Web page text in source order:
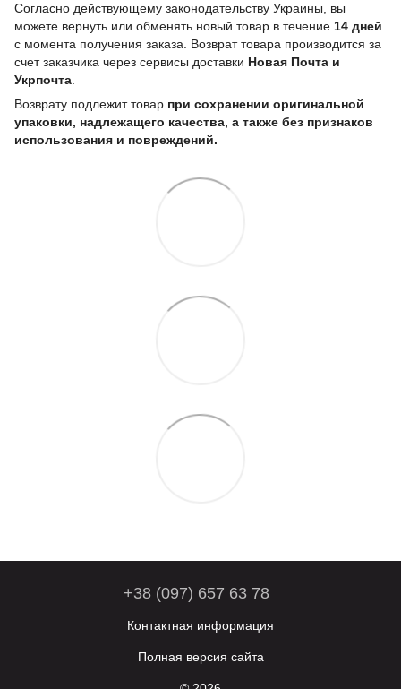
Согласно действующему законодательству Украины, вы
можете вернуть или обменять новый товар в течение 14 дней
с момента получения заказа. Возврат товара производится за
счет заказчика через сервисы доставки Новая Почта и
Укрпочта
Возврату подлежит товар при сохранении оригинальной
упаковки, надлежащего качества, а также без признаков
использования и повреждений.
+38 (097) 657 63 78
Контактная информация
Полная версия сайта